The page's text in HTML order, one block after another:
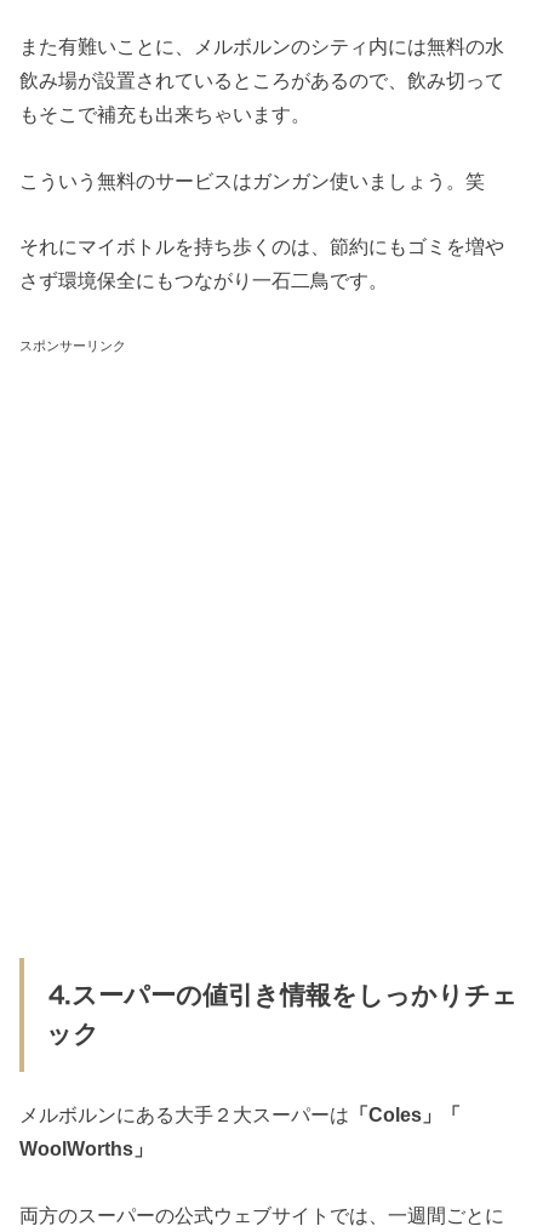
また有難いことに、メルボルンのシティ内には無料の水
飲み場が設置されているところがあるので、飲み切って
もそこで補充も出来ちゃいます。
こういう無料のサービスはガンガン使いましょう。笑
それにマイボトルを持ち歩くのは、節約にもゴミを増や
さず環境保全にもつながり一石二鳥です。
スポンサーリンク
⒋スーパーの値引き情報をしっかりチェ
ック
メルボルンにある大手２大スーパーは 「Coles」「
WoolWorths」
両方のスーパーの公式ウェブサイトでは、一週間ごとに